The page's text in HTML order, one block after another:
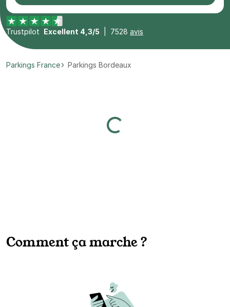
Trustpilot Excellent 4,3/5 7528 avis
Parkings France Parkings Bordeaux
Comment ça marche ?